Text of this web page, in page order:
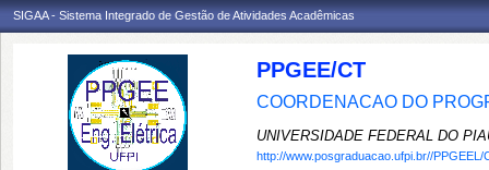
SIGAA - Sistema Integrado de Gestão de Atividades Acadêmicas
PPGEE/CT
COORDENACAO DO
UNIVERSIDADE FEDERAL DO
http://www.posgraduacao.ufpi.br//PPGEEL/